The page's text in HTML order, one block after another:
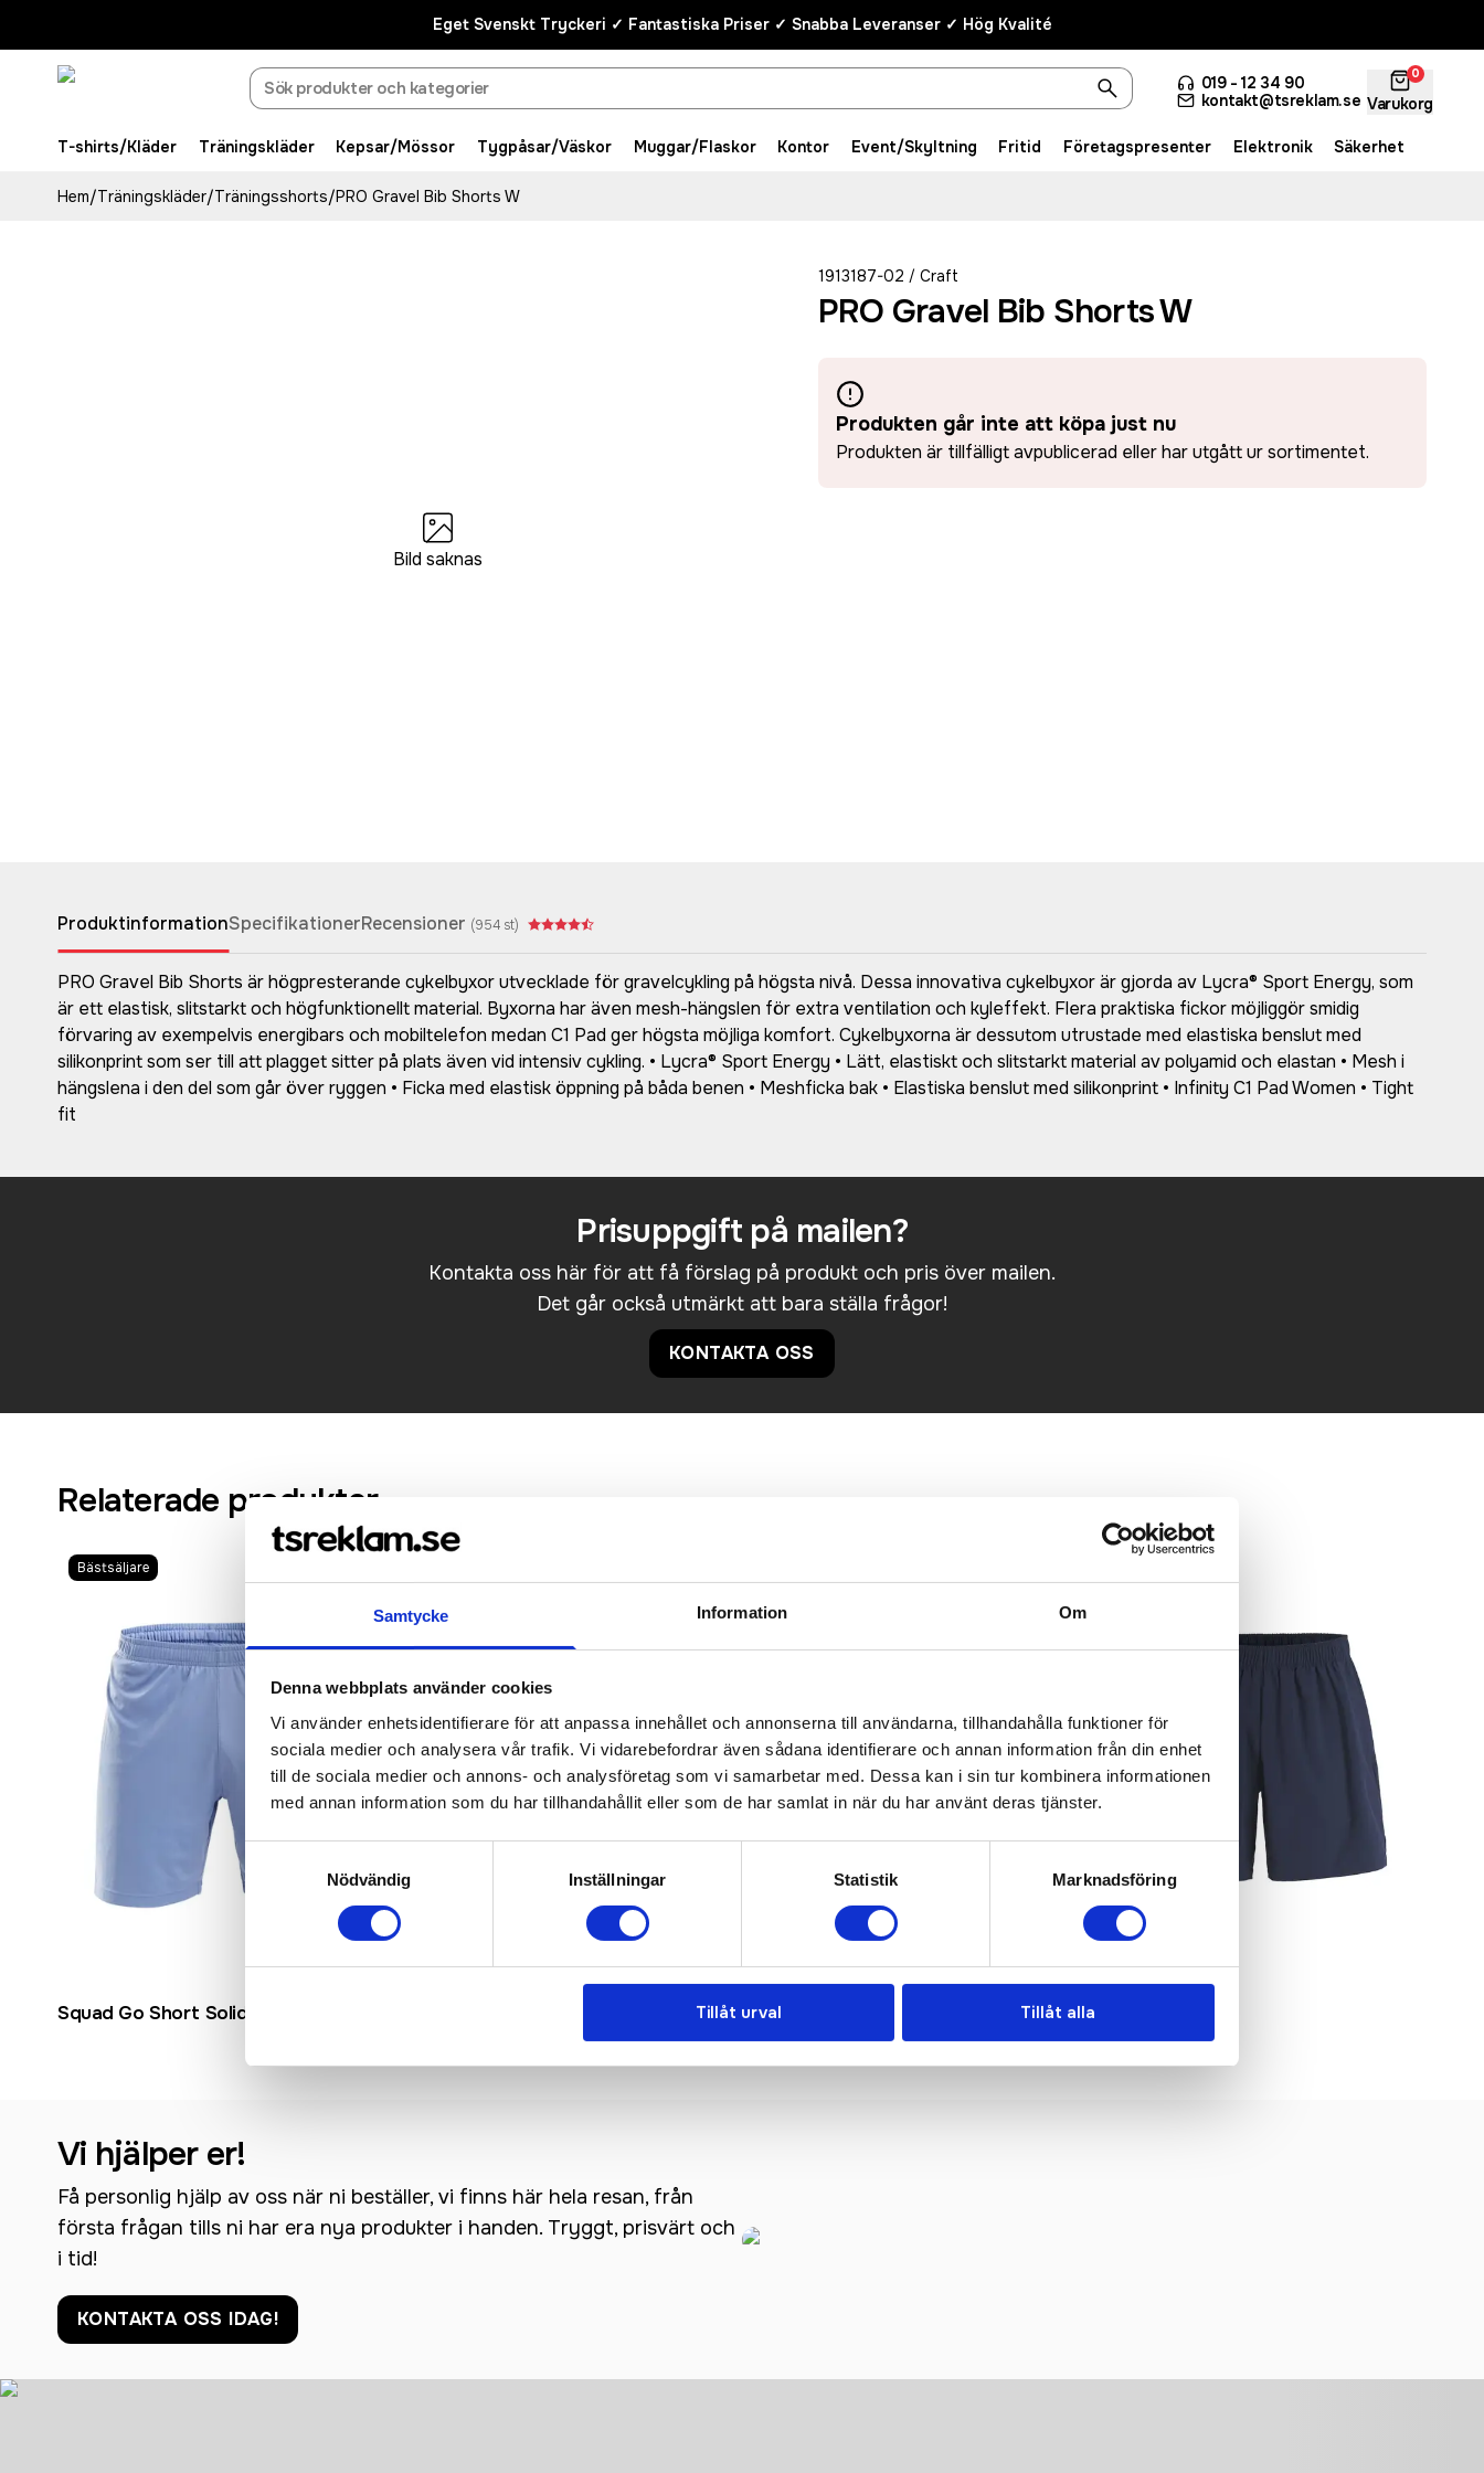
Samtycke Information Om
Denna webbplats använder cookies
Vi använder enhetsidentifierare för att anpassa innehållet och annonserna till användarna, tillhandahålla funktioner för
sociala medier och analysera vår trafik. Vi vidarebefordrar även sådana identifierare och annan information från din enhet
till de sociala medier och annons- och analysföretag som vi samarbetar med. Dessa kan i sin tur kombinera informationen
med annan information som du har tillhandahållit eller som de har samlat in när du har använt deras tjänster.
Nödvändig
Inställningar Statistik Marknadsföring
Tillåt urval Tillåt alla
Eget Svenskt Tryckeri ✓ Fantastiska Priser ✓ Snabba Leveranser ✓ Hög Kvalité
019 - 12 34 90
kontakt@tsreklam.se
0
Varukorg
T-shirts/Kläder Träningskläder Kepsar/Mössor Tygpåsar/Väskor Muggar/Flaskor Kontor Event/Skyltning Fritid Företagspresenter Elektronik Säkerhet
Hem/Träningskläder/Träningsshorts/PRO Gravel Bib Shorts W
Bild saknas
1913187-02 / Craft
PRO Gravel Bib Shorts W
Produkten går inte att köpa just nu
Produkten är tillfälligt avpublicerad eller har utgått ur sortimentet.
ProduktinformationSpecifikationerRecensioner (954 st)
PRO Gravel Bib Shorts är högpresterande cykelbyxor utvecklade för gravelcykling på högsta nivå. Dessa innovativa cykelbyxor är gjorda av Lycra® Sport Energy, som
är ett elastisk, slitstarkt och högfunktionellt material. Byxorna har även mesh-hängslen för extra ventilation och kyleffekt. Flera praktiska fickor möjliggör smidig
förvaring av exempelvis energibars och mobiltelefon medan C1 Pad ger högsta möjliga komfort. Cykelbyxorna är dessutom utrustade med elastiska benslut med
silikonprint som ser till att plagget sitter på plats även vid intensiv cykling. • Lycra® Sport Energy • Lätt, elastiskt och slitstarkt material av polyamid och elastan • Mesh i
hängslena i den del som går över ryggen • Ficka med elastisk öppning på båda benen • Meshficka bak • Elastiska benslut med silikonprint • Infinity C1 Pad Women • Tight
fit
Prisuppgift på mailen?
Kontakta oss här för att få förslag på produkt och pris över mailen.
Det går också utmärkt att bara ställa frågor!
KONTAKTA OSS
Relaterade produkter
Bästsäljare
Squad Go Short Solid M Squad Go Short Solid Jr
Recycled
Vi hjälper er!
Få personlig hjälp av oss när ni beställer, vi finns här hela resan, från
första frågan tills ni har era nya produkter i handen. Tryggt, prisvärt och
i tid!
KONTAKTA OSS IDAG!